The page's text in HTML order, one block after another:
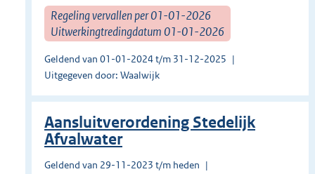
Regeling vervallen per 01-01-2026
Uitwerkingtredingdatum 01-01-2026
Geldend van 01-01-2024 t/m 31-12-2025
Uitgegeven door: Waalwijk
Aansluitverordening Stedelijk
Afvalwater
Geldend van 29-11-2023 t/m heden